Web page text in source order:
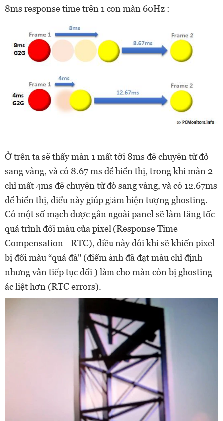
8ms response time trên 1 con màn 60Hz :
Ở trên ta sẽ thấy màn 1 mất tới 8ms để chuyển từ đỏ
sang vàng, và có 8.67 ms để hiển thị, trong khi màn 2
chỉ mất 4ms để chuyển từ đỏ sang vàng, và có 12.67ms
để hiển thị, điểu này giúp giảm hiện tượng ghosting.
Có một số mạch được gắn ngoài panel sẽ làm tăng tốc
quá trình đổi màu của pixel (Response Time
Compensation - RTC), điều này đôi khi sẽ khiến pixel
bị đổi màu “quá đà" (điểm ảnh đã đạt màu chỉ định
nhưng vẫn tiếp tục đổi ) làm cho màn còn bị ghosting
ác liệt hơn (RTC errors).